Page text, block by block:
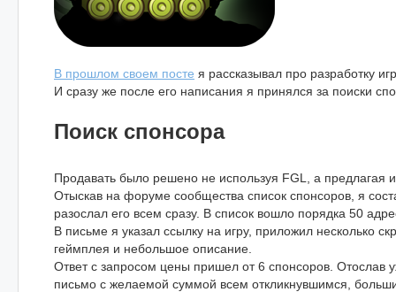
В прошлом своем посте я рассказывал про разработку
И сразу же после его написания я принялся за поиски
Поиск спонсора
Продавать было решено не используя FGL, а предлагая
Отыскав на форуме сообщества список спонсоров, я
разослал его всем сразу. В список вошло порядка 50
В письме я указал ссылку на игру, приложил несколько
геймплея и небольшое описание.
Ответ с запросом цены пришел от 6 спонсоров. Отослав
письмо с желаемой суммой всем откликнувшимся,